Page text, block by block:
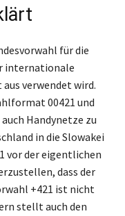
für die
internationale
aus verwendet wird.
00421 und
Handynetze zu
in die Slowakei
vor der eigentlichen
dass der
+421 ist nicht
stellt auch den